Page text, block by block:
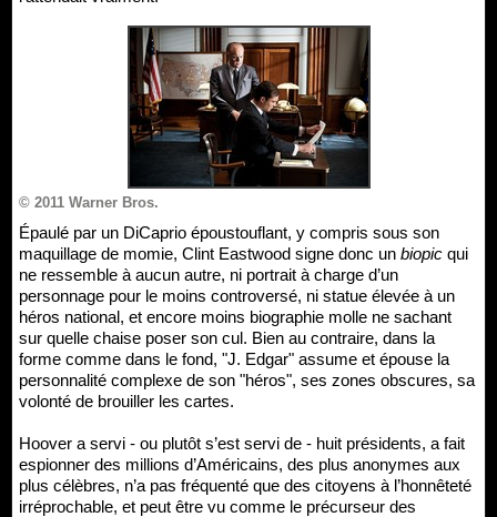
© 2011 Warner Bros.
Épaulé par un DiCaprio époustouflant, y compris sous son
maquillage de momie, Clint Eastwood signe donc un biopic qui
ne ressemble à aucun autre, ni portrait à charge d’un
personnage pour le moins controversé, ni statue élevée à un
héros national, et encore moins biographie molle ne sachant
sur quelle chaise poser son cul. Bien au contraire, dans la
forme comme dans le fond, "J. Edgar" assume et épouse la
personnalité complexe de son "héros", ses zones obscures, sa
volonté de brouiller les cartes.
Hoover a servi - ou plutôt s’est servi de - huit présidents, a fait
espionner des millions d’Américains, des plus anonymes aux
plus célèbres, n’a pas fréquenté que des citoyens à l’honnêteté
irréprochable, et peut être vu comme le précurseur des